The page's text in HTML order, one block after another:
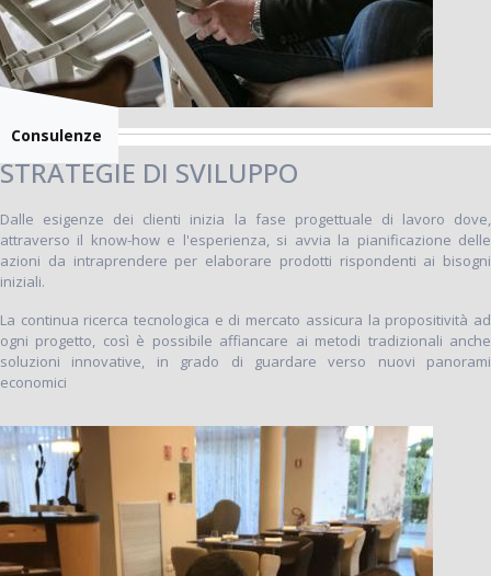
Consulenze
STRATEGIE DI SVILUPPO
Dalle esigenze dei clienti inizia la fase progettuale di lavoro dove,
attraverso il know-how e l'esperienza, si avvia la pianificazione delle
azioni da intraprendere per elaborare prodotti rispondenti ai bisogni
iniziali.
La continua ricerca tecnologica e di mercato assicura la propositività ad
ogni progetto, così è possibile affiancare ai metodi tradizionali anche
soluzioni innovative, in grado di guardare verso nuovi panorami
economici